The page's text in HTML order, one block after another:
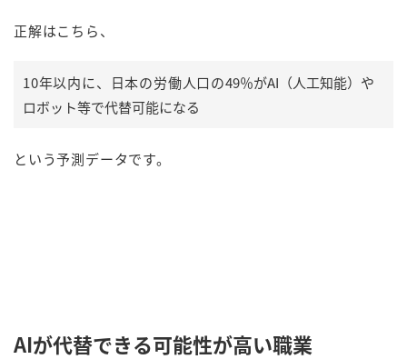
正解はこちら、
10年以内に、日本の労働人口の49％がAI（人工知能）や
ロボット等で代替可能になる
という予測データです。
AIが代替できる可能性が高い職業